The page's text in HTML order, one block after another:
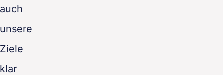
auch
unsere
Ziele
klar